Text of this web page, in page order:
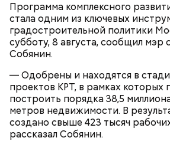
Программа комплексного
стала одним из ключевых
градостроительной политики
субботу, 8 августа, сообщил мэр
Собянин.
— Одобрены и находятся в
проектов КРТ, в рамках которых
построить порядка 38,5
метров недвижимости. В
создано свыше 423 тысяч
рассказал Собянин.